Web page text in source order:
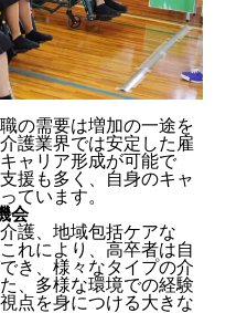
の需要は増加の一途を
護業界では安定した雇
ャリア形成が可能で
援も多く、自身のキャ
ています。
会
護、地域包括ケアな
れにより、高卒者は自
き、様々なタイプの介
、多様な環境での経験
点を身につける大きな